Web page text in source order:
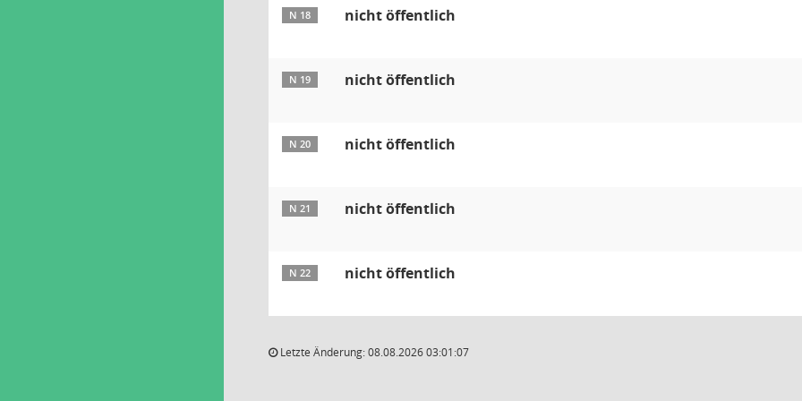
N 18 nicht öffentlich
N 19 nicht öffentlich
N 20 nicht öffentlich
N 21 nicht öffentlich
N 22 nicht öffentlich
Letzte Änderung: 08.08.2026 03:01:07